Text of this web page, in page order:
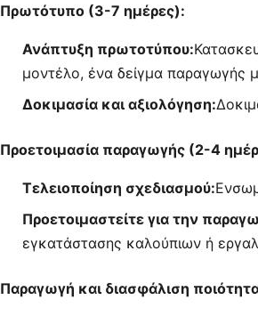
Πρωτότυπο (3-7 ημέρες):
Ανάπτυξη πρωτοτύπου:
μοντέλο, ένα δείγμα παραγωγής
Δοκιμασία και αξιολόγηση:
Προετοιμασία παραγωγής (2-4
Τελειοποίηση σχεδιασμού:
Προετοιμαστείτε για την
εγκατάστασης καλούπιων ή
Παραγωγή και διασφάλιση